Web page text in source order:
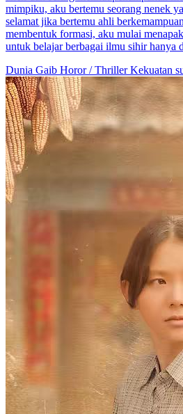
mimpiku, aku bertemu seorang nenek
selamat jika bertemu ahli
membentuk formasi, aku mulai
untuk belajar berbagai ilmu sihir hanya
Dunia Gaib Horor / ThrillerKekuatan